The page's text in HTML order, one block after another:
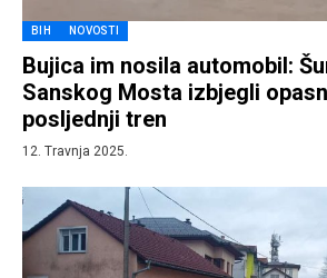
BIH NOVOSTI
Bujica im nosila automobil:
Sanskog Mosta izbjegli
posljednji tren
12. Travnja 2025.